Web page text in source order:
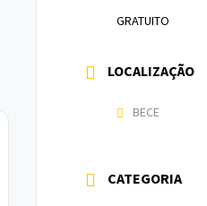
GRATUITO
LOCALIZAÇÃO
BECE
CATEGORIA